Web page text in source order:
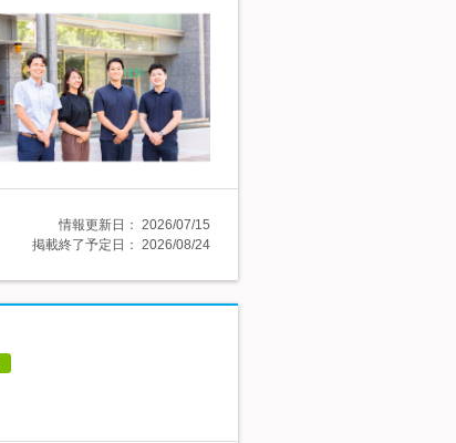
情報更新日： 2026/07/15
掲載終了予定日： 2026/08/24